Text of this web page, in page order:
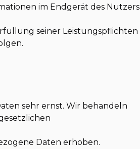
im Endgerät des Nutzers
seiner Leistungspflichten
sehr ernst. Wir behandeln
Daten erhoben.